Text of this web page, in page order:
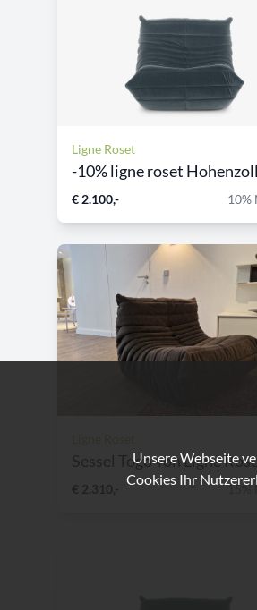
Ligne Roset
-10% ligne roset
€ 2.100,- 10%
Sessel Togo von Ligne
€ 2.310,- 15%
Unsere Webseite
Cookies Ihr